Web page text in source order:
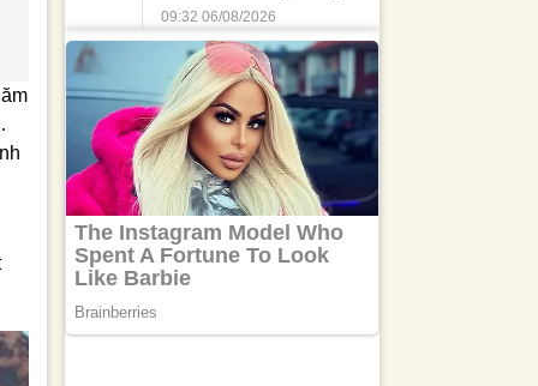
Trong Nước Đứng
Trước Đợt Giảm
Mạnh
09:32 06/08/2026